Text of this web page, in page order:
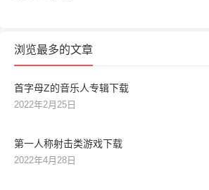
浏览最多的文章
首字母Z的音乐人专辑下载
2022年2月25日
第一人称射击类游戏下载
2022年4月28日